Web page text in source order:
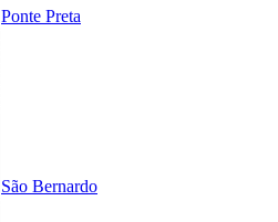
Ponte Preta
São Bernardo